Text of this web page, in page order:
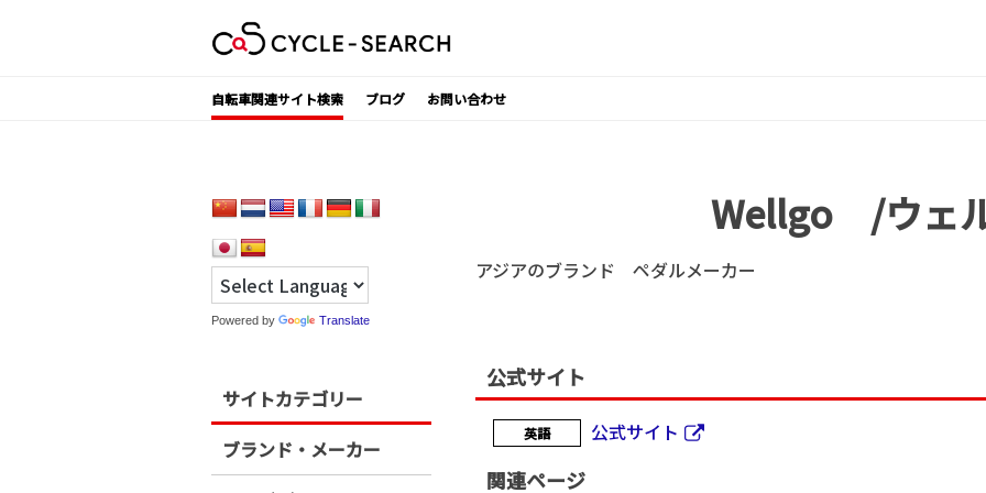
自転車関連サイト検索 ブログ お問い合わせ
Wellgo /ウェ
アジアのブランド ペダルメーカー
公式サイト
英語 公式サイト
関連ページ
Powered by Translate
サイトカテゴリー
ブランド・メーカー